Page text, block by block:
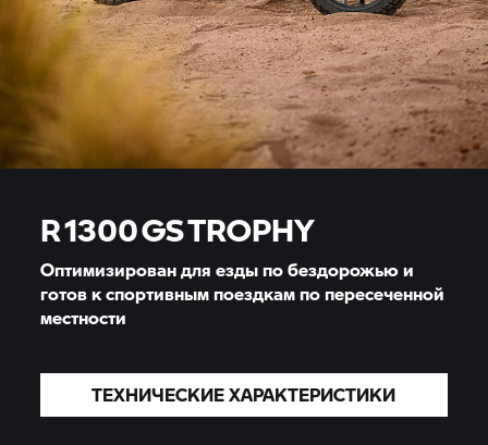
R 1300 GS TROPHY
Оптимизирован для езды по бездорожью и
готов к спортивным поездкам по пересеченной
местности
ТЕХНИЧЕСКИЕ ХАРАКТЕРИСТИКИ